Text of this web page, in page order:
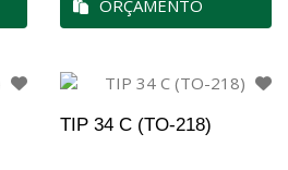
ORÇAMENTO
TIP 34 C (TO-218)